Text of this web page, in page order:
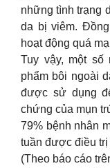
những tình trạng
da bị viêm.
hoạt động quá
Tuy vậy, một số
phẩm bôi ngoài
được sử dụng
chứng của mụn
79% bệnh nhân
tuần được điều
(Theo báo cáo